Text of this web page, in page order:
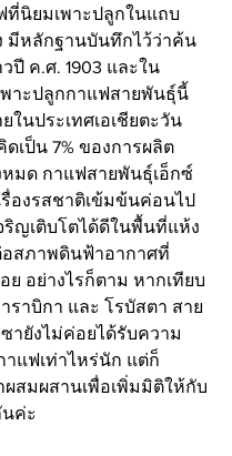
ที่นิยมเพาะปลูกในแถบ
มีหลักฐานบันทึกไว้ว่าค้น
ปี ค.ศ. 1903 และใน
าะปลูกกาแฟสายพันธุ์นี้
ในประเทศเอเชียตะวัน
ดเป็น 7% ของการผลิต
มด กาแฟสายพันธุ์เอ็กซ์
องรสชาติเข้มข้นค่อนไป
ริญเติบโตได้ดีในพื้นที่แห้ง
สภาพดินฟ้าอากาศที่
ย อย่างไรก็ตาม หากเทียบ
ราบิกา และ โรบัสตา สาย
ายังไม่ค่อยได้รับความ
แฟเท่าไหร่นัก แต่ก็
สมผสานเพื่อเพิ่มมิติให้กับ
ค่ะ